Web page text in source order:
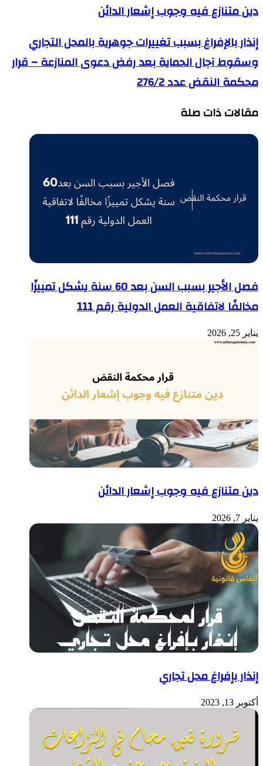
دين متنازع فيه وجوب إشعار الدائن
إنذار بالإفراغ بسبب تغييرات جوهرية بالمحل التجاري
وسقوط آجال الحماية بعد رفض دعوى المنازعة – قرار
محكمة النقض عدد 276/2
مقالات ذات صلة
فصل الأجير بسبب السن بعد 60 سنة يشكل تمييزًا
مخالفًا لاتفاقية العمل الدولية رقم 111
يناير 25, 2026
دين متنازع فيه وجوب إشعار الدائن
يناير 7, 2026
إنذار بإفراغ محل تجاري
أكتوبر 13, 2023